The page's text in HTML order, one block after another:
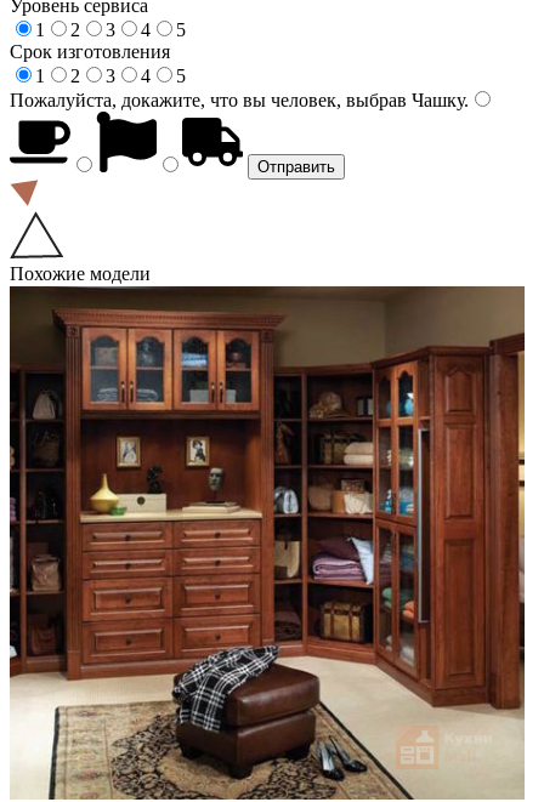
Уровень сервиса
1
2 3 4
5
Срок изготовления
1
2 3 4
5
Пожалуйста, докажите, что вы человек, выбрав Чашку.
Похожие модели